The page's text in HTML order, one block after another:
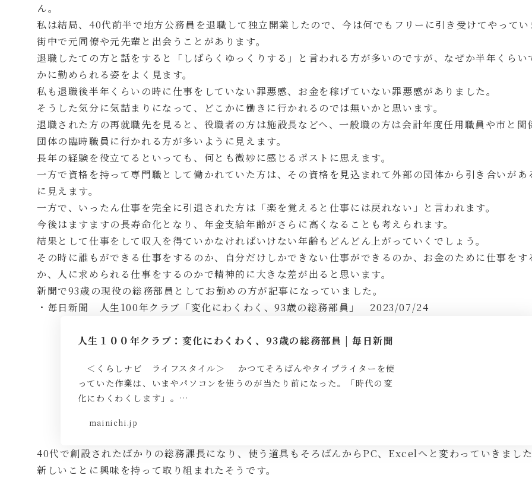
ん。
私は結局、40代前半で地方公務員を退職して独立開業したので、今は何でもフリーに引き受けてやってい
街中で元同僚や元先輩と出会うことがあります。
退職したての方と話をすると「しばらくゆっくりする」と言われる方が多いのですが、なぜか半年くらい
かに勤められる姿をよく見ます。
私も退職後半年くらいの時に仕事をしていない罪悪感、お金を稼げていない罪悪感がありました。
そうした気分に気詰まりになって、どこかに働きに行かれるのでは無いかと思います。
退職された方の再就職先を見ると、役職者の方は施設長などへ、一般職の方は会計年度任用職員や市と関
団体の臨時職員に行かれる方が多いように見えます。
長年の経験を役立てるといっても、何とも微妙に感じるポストに思えます。
一方で資格を持って専門職として働かれていた方は、その資格を見込まれて外部の団体から引き合いがあ
に見えます。
一方で、いったん仕事を完全に引退された方は「楽を覚えると仕事には戻れない」と言われます。
今後はますますの長寿命化となり、年金支給年齢がさらに高くなることも考えられます。
結果として仕事をして収入を得ていかなければいけない年齢もどんどん上がっていくでしょう。
その時に誰もができる仕事をするのか、自分だけしかできない仕事ができるのか、お金のために仕事をす
か、人に求められる仕事をするのかで精神的に大きな差が出ると思います。
新聞で93歳の現役の総務部員としてお勤めの方が記事になっていました。
・毎日新聞 人生100年クラブ「変化にわくわく、93歳の総務部員」 2023/07/24
人生１００年クラブ：変化にわくわく、93歳の総務部員 | 毎日新聞
＜くらしナビ ライフスタイル＞ かつてそろばんやタイプライターを使
っていた作業は、いまやパソコンを使うのが当たり前になった。「時代の変
化にわくわくします」。…
mainichi.jp
40代で創設されたばかりの総務課長になり、使う道具もそろばんからPC、Excelへと変わっていきました
新しいことに興味を持って取り組まれたそうです。